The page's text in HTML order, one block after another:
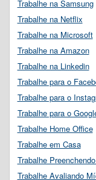
Trabalhe na Samsung
Trabalhe na Netflix
Trabalhe na Microsoft
Trabalhe na Amazon
Trabalhe na Linkedin
Trabalhe para o
Trabalhe para o
Trabalhe para o
Trabalhe Home Office
Trabalhe em Casa
Trabalhe
Trabalhe Avaliando